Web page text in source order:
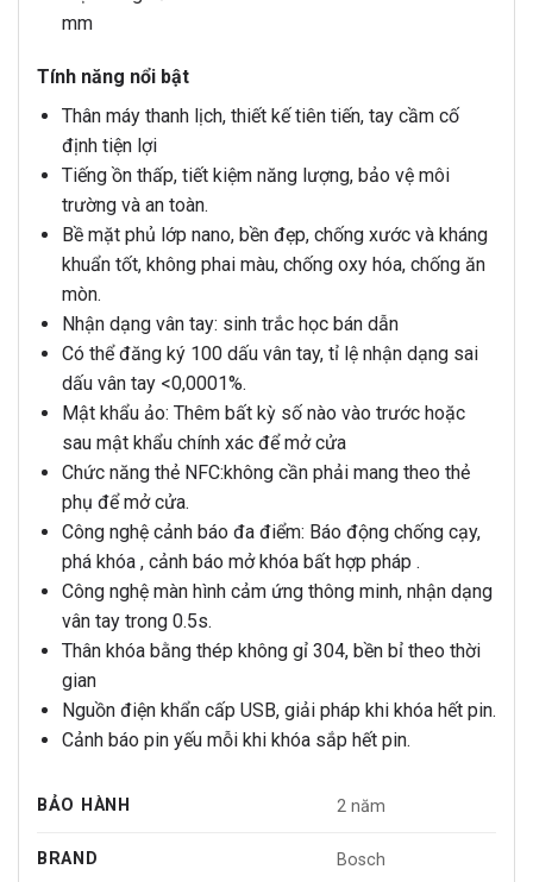
mm
Tính năng nổi bật
Thân máy thanh lịch, thiết kế tiên tiến, tay cầm cố
định tiện lợi
Tiếng ồn thấp, tiết kiệm năng lượng, bảo vệ môi
trường và an toàn.
Bề mặt phủ lớp nano, bền đẹp, chống xước và kháng
khuẩn tốt, không phai màu, chống oxy hóa, chống ăn
mòn.
Nhận dạng vân tay: sinh trắc học bán dẫn
Có thể đăng ký 100 dấu vân tay, tỉ lệ nhận dạng sai
dấu vân tay <0,0001%.
Mật khẩu ảo: Thêm bất kỳ số nào vào trước hoặc
sau mật khẩu chính xác để mở cửa
Chức năng thẻ NFC:không cần phải mang theo thẻ
phụ để mở cửa.
Công nghệ cảnh báo đa điểm: Báo động chống cạy,
phá khóa , cảnh báo mở khóa bất hợp pháp .
Công nghệ màn hình cảm ứng thông minh, nhận dạng
vân tay trong 0.5s.
Thân khóa bằng thép không gỉ 304, bền bỉ theo thời
gian
Nguồn điện khẩn cấp USB, giải pháp khi khóa hết pin.
Cảnh báo pin yếu mỗi khi khóa sắp hết pin.
BẢO HÀNH 2 năm
BRAND Bosch